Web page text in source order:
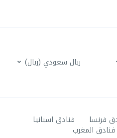
ربال سعودي (ريال)
فرنسا فنادق اسبانيا
فنادق المغرب